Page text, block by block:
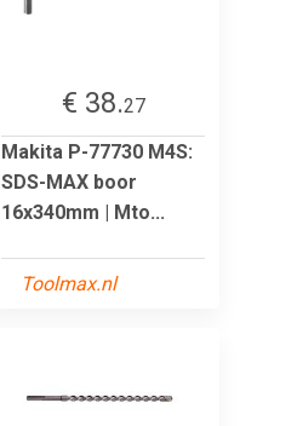
€ 38.27
Makita P-77730 M4S:
SDS-MAX boor
16x340mm | Mto...
Toolmax.nl